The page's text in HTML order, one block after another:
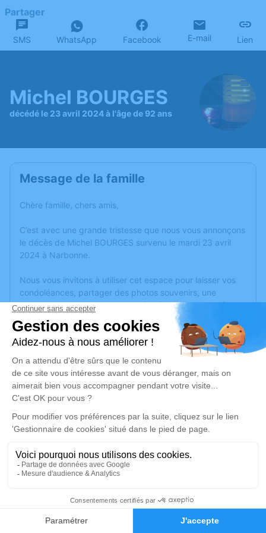
Faire-part Hommages
Partager
SMS WhatsApp Facebook E-mail Lien
Michel BOURGES
décédé le 23 avril 2024 à l'âge de 92 ans
Message de la famille
Chère famille, chers amis,
C’est avec une grande tristesse que nous vous annonçons
le décès de Michel BOURGES survenu le mardi 23 avril
2024 à Narbonne.
Nous vous invitons à utiliser cet espace pour laisser vos
condoléances, partager des photos souvenirs, une
anecdote ou exprimer vos pensées à travers des poèmes
ou des textes. Cet endroit est un lieu d'expression dédié à
honorer la mémoire de Michel BOURGES.
Je rends hommage
Cérémonie religieuse
samedi 27 avril 2024 à 10h00
Eglise Sainte Eulalie de Roubia
Déroulé des obsèques